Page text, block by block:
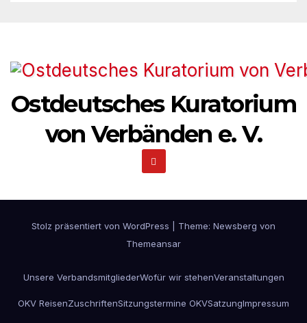
Ostdeutsches Kuratorium
von Verbänden e. V.
Stolz präsentiert von WordPress Theme: Newsberg von
Themeansar
Unsere VerbandsmitgliederWofür wir stehenVeranstaltungen
OKV ReisenZuschriftenSitzungstermine OKVSatzungImpressum